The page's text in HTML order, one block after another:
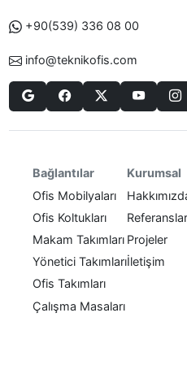
+90(539) 336 08 00
info@teknikofis.com
Bağlantılar
Ofis Mobilyaları
Ofis Koltukları
Makam Takımları
Yönetici Takımları
Ofis Takımları
Çalışma Masaları
Kurumsal
Referanslar
Projeler
İletişim